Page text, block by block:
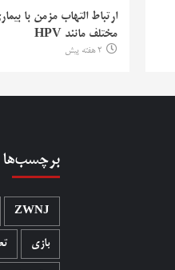
ارتباط التهاب مزمن با
مختلف مانند HPV
2 هفته پیش
برچسب‌ها
ZWNJ
بازی